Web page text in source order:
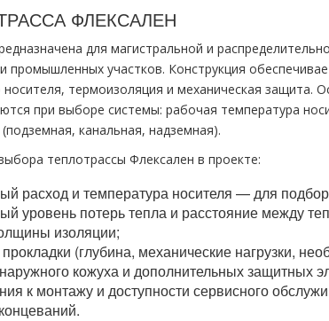
ФЛЕКСАЛЕН
для магистральной и
промышленных участков. Конструкция
носителя, термоизоляция и механическая защита.
при выборе системы: рабочая температура
канальная, надземная).
теплотрассы Флексален в проекте:
расход и температура носителя — для
уровень потерь тепла и расстояние между
изоляции;
(глубина, механические нагрузки,
кожуха и дополнительных защитных
к монтажу и доступности сервисного